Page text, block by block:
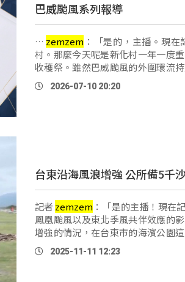
巴威颱風系列報導
… zemzem ：「是的，主播。現
村。那麼今天呢是新化村一年一度
收穫祭。雖然巴威颱風的外圍環流
變強。不過新化村今天的歲時祭儀活
2026-07-10 20:20
台東沿海風浪增強 公所備5千
記者zemzem ：「是的主播！現在
鳳凰颱風以及東北季風共伴效應的
增強的情況，在台東市的海濱公園
上岸，不管是在草皮上還是在停 …
2025-11-11 12:23